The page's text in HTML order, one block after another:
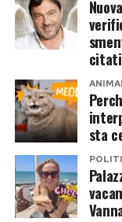
anche
posizione del
delle
dovrebbero
nascoste dalle
Post Views:
Dimenticate i
movimento. I
giocano con
clima ventilato
I pezzi
gamba larga (i
pants) in lino o
oversize
sbottonate e
sta